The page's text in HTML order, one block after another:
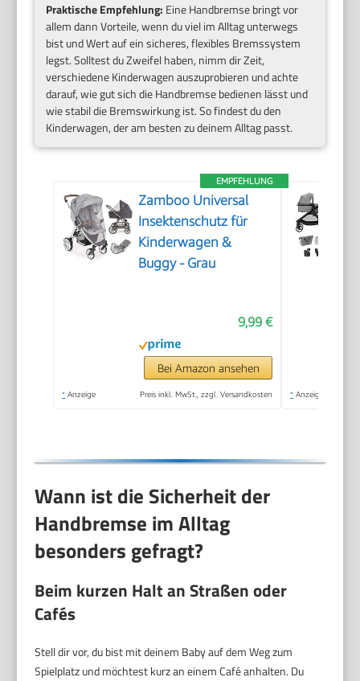
Praktische Empfehlung: Eine Handbremse bringt vor
allem dann Vorteile, wenn du viel im Alltag unterwegs
bist und Wert auf ein sicheres, flexibles Bremssystem
legst. Solltest du Zweifel haben, nimm dir Zeit,
verschiedene Kinderwagen auszuprobieren und achte
darauf, wie gut sich die Handbremse bedienen lässt und
wie stabil die Bremswirkung ist. So findest du den
Kinderwagen, der am besten zu deinem Alltag passt.
EMPFEHLUNG
Zamboo Universal
Insektenschutz für
Kinderwagen &
Buggy - Grau
9,99 €
Bei Amazon ansehen
* Anzeige Preis inkl. MwSt., zzgl. Versandkosten * Anzeige
Wann ist die Sicherheit der
Handbremse im Alltag
besonders gefragt?
Beim kurzen Halt an Straßen oder
Cafés
Stell dir vor, du bist mit deinem Baby auf dem Weg zum
Spielplatz und möchtest kurz an einem Café anhalten. Du